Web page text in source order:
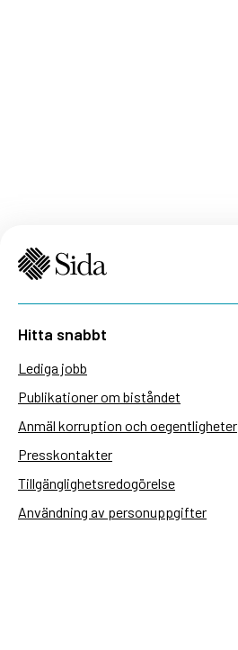
Hitta snabbt
Lediga jobb
Publikationer om biståndet
Anmäl korruption och oegentligheter
Presskontakter
Tillgänglighetsredogörelse
Användning av personuppgifter